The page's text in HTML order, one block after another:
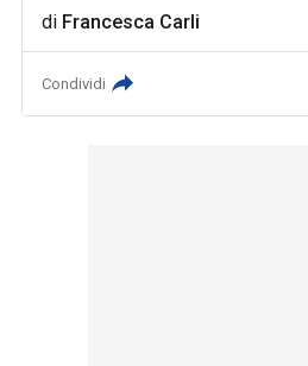
di Francesca Carli
Condividi